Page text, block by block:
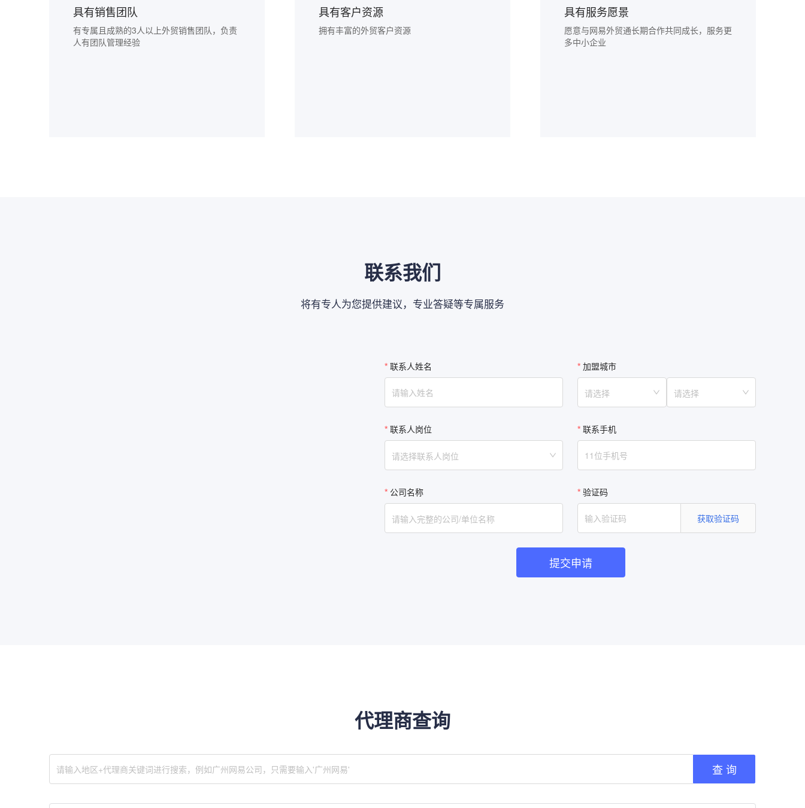
具有销售团队
有专属且成熟的3人以上外贸销售团队，负责
人有团队管理经验
具有客户资源
拥有丰富的外贸客户资源
具有服务愿景
愿意与网易外贸通长期合作共同成长，服务更
多中小企业
联系我们
将有专人为您提供建议，专业答疑等专属服务
联系人姓名 加盟城市
请选择 请选择
联系人岗位
请选择联系人岗位
联系手机
公司名称
请输入完整的公司/单位名称
验证码
获取验证码
提交申请
代理商查询
查 询